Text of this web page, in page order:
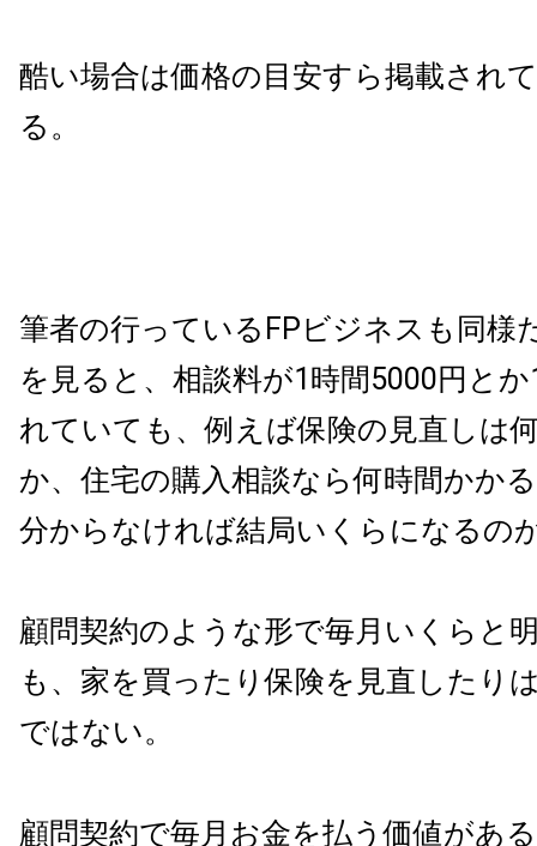
酷い場合は価格の目安すら掲載され
る。
筆者の行っているFPビジネスも同様
を見ると、相談料が1時間5000円と
れていても、例えば保険の見直しは
か、住宅の購入相談なら何時間かか
分からなければ結局いくらになるの
顧問契約のような形で毎月いくらと
も、家を買ったり保険を見直したり
ではない。
顧問契約で毎月お金を払う価値があ